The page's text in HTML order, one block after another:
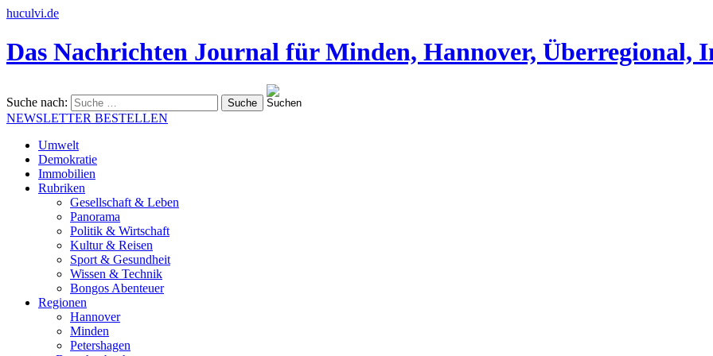
huculvi.de
Das Nachrichten Journal für Minden, Hannover, Überregional,
Suche nach:
NEWSLETTER BESTELLEN
Umwelt
Demokratie
Immobilien
Rubriken
Gesellschaft & Leben
Panorama
Politik & Wirtschaft
Kultur & Reisen
Sport & Gesundheit
Wissen & Technik
Bongos Abenteuer
Regionen
Hannover
Minden
Petershagen